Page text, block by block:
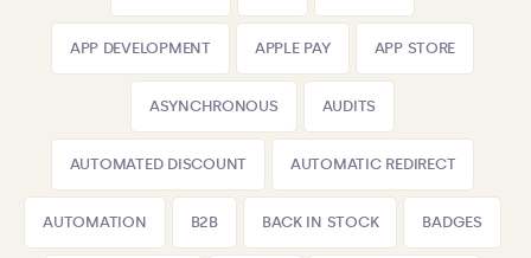
APP DEVELOPMENT APPLE PAY APP STORE
ASYNCHRONOUS AUDITS
AUTOMATED DISCOUNT AUTOMATIC REDIRECT
AUTOMATION B2B BACK IN STOCK BADGES